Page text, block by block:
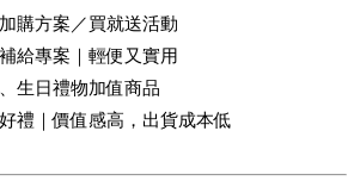
購方案／買就送活動
給專案｜輕便又實用
生日禮物加值商品
禮｜價值感高，出貨成本低